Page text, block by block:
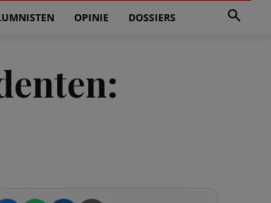
OPINIE DOSSIERS